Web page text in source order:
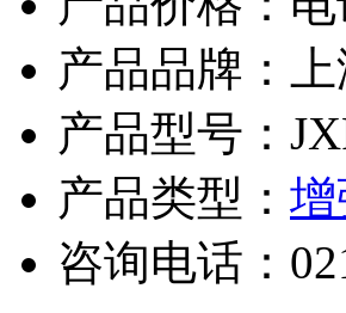
产品品牌：
产品型号：
产品类型：
咨询电话：